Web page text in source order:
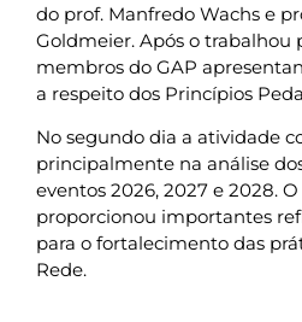
do prof. Manfredo Wachs e
Goldmeier. Após o trabalhou
membros do GAP
a respeito dos Princípios
No segundo dia a atividade
principalmente na análise
eventos 2026, 2027 e 2028.
proporcionou importantes
para o fortalecimento das
Rede.